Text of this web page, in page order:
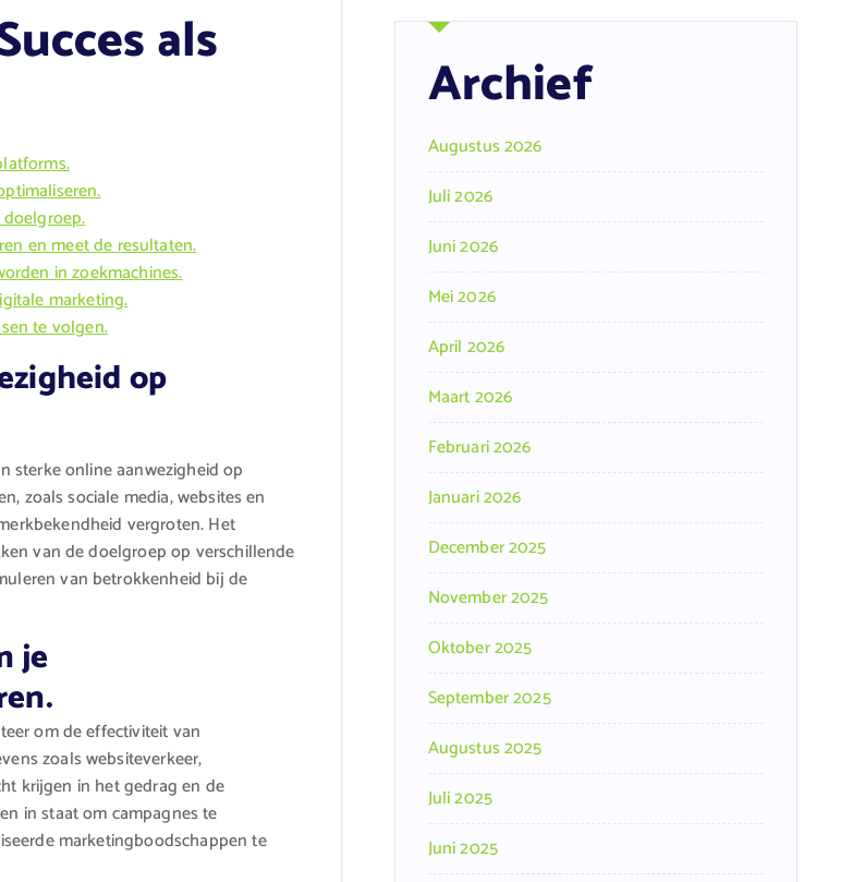
als
en meet de resultaten.
in zoekmachines.
marketing.
te volgen.
op
sterke online aanwezigheid op
zoals sociale media, websites en
vergroten. Het
van de doelgroep op verschillende
van betrokkenheid bij de
je
om de effectiviteit van
zoals websiteverkeer,
krijgen in het gedrag en de
in staat om campagnes te
marketingboodschappen te
Archief
Augustus 2026
Juli 2026
Juni 2026
Mei 2026
April 2026
Maart 2026
Februari 2026
Januari 2026
December 2025
November 2025
Oktober 2025
September 2025
Augustus 2025
Juli 2025
Juni 2025